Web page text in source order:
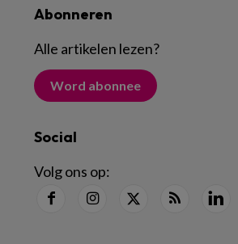
Abonneren
Alle artikelen lezen?
Word abonnee
Social
Volg ons op: